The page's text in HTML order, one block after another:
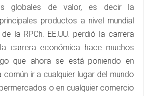
globales de valor, es decir la
productos a nivel mundial
la RPCh. EE.UU. perdió la carrera
carrera económica hace muchos
que ahora se está poniendo en
común ir a cualquier lugar del mundo
o en cualquier comercio